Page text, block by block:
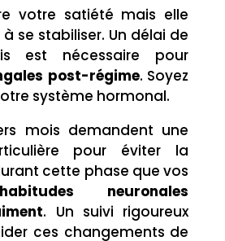
votre satiété mais elle
se stabiliser. Un délai de
est nécessaire pour
post-régime. Soyez
système hormonal.
mois demandent une
pour éviter la
cette phase que vos
neuronales
. Un suivi rigoureux
ces changements de